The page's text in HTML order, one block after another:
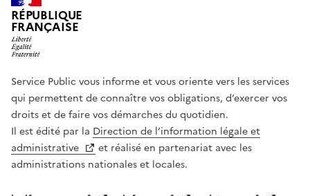
RÉPUBLIQUE
FRANÇAISE
Service Public vous informe et vous oriente vers les services
qui permettent de connaître vos obligations, d’exercer vos
droits et de faire vos démarches du quotidien.
Il est édité par la Direction de l’information légale et
administrative
et réalisé en partenariat avec les
administrations nationales et locales.